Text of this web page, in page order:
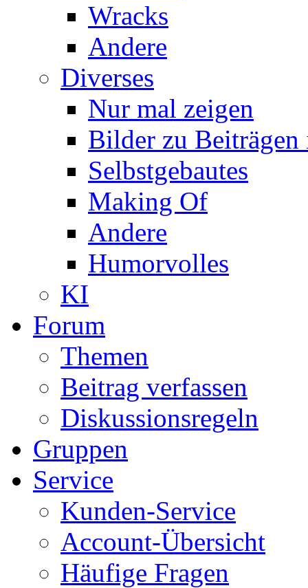
Wracks
Andere
Diverses
Nur mal zeigen
Bilder zu
Selbstgebautes
Making Of
Andere
Humorvolles
KI
Forum
Themen
Beitrag verfassen
Diskussionsregeln
Gruppen
Service
Kunden-Service
Account-Übersicht
Häufige Fragen